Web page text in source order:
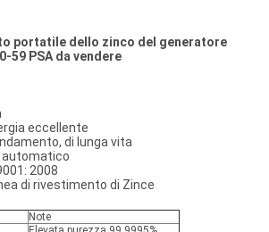
portatile dello zinco del generatore
59 PSA da vendere
eccellente
di lunga vita
automatico
2008
di rivestimento di Zince
Note